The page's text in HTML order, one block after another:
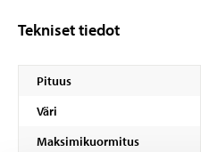
Tekniset tiedot
Pituus
Väri
Maksimikuormitus